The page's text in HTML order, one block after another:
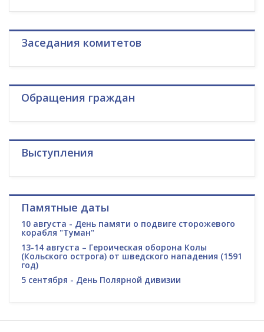
Заседания комитетов
Обращения граждан
Выступления
Памятные даты
10 августа - День памяти о подвиге сторожевого
корабля "Туман"
13-14 августа – Героическая оборона Колы
(Кольского острога) от шведского нападения (1591
год)
5 сентября - День Полярной дивизии